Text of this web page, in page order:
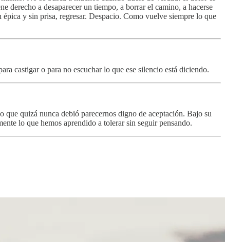
derecho a desaparecer un tiempo, a borrar el camino, a hacerse
y sin prisa, regresar. Despacio. Como vuelve siempre lo que
castigar o para no escuchar lo que ese silencio está diciendo.
que quizá nunca debió parecernos digno de aceptación. Bajo su
lo que hemos aprendido a tolerar sin seguir pensando.